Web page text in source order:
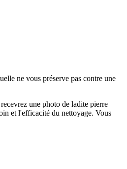
ne vous préserve pas contre une
une photo de ladite pierre
et l'efficacité du nettoyage. Vous